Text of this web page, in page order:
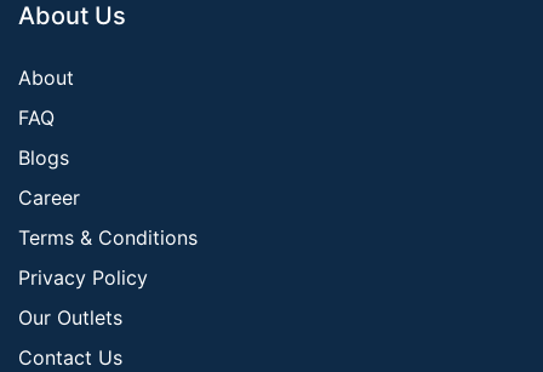
About Us
About
FAQ
Blogs
Career
Terms & Conditions
Privacy Policy
Our Outlets
Contact Us